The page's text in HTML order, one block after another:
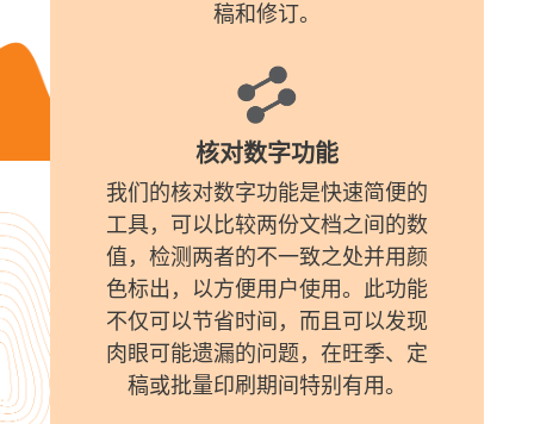
稿和修订。
核对数字功能
我们的核对数字功能是快速简便的
工具，可以比较两份文档之间的数
值，检测两者的不一致之处并用颜
色标出，以方便用户使用。此功能
不仅可以节省时间，而且可以发现
肉眼可能遗漏的问题，在旺季、定
稿或批量印刷期间特别有用。